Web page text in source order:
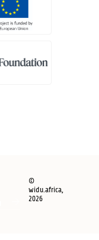
©
widu.africa,
2026